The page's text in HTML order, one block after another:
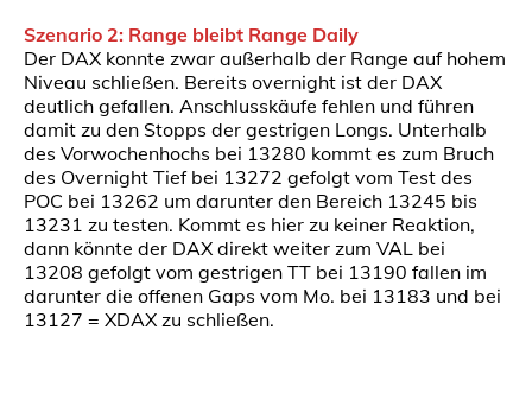
Szenario 2: Range bleibt Range Daily
Der DAX konnte zwar außerhalb der Range auf hohem
Niveau schließen. Bereits overnight ist der DAX
deutlich gefallen. Anschlusskäufe fehlen und führen
damit zu den Stopps der gestrigen Longs. Unterhalb
des Vorwochenhochs bei 13280 kommt es zum Bruch
des Overnight Tief bei 13272 gefolgt vom Test des
POC bei 13262 um darunter den Bereich 13245 bis
13231 zu testen. Kommt es hier zu keiner Reaktion,
dann könnte der DAX direkt weiter zum VAL bei
13208 gefolgt vom gestrigen TT bei 13190 fallen im
darunter die offenen Gaps vom Mo. bei 13183 und bei
13127 = XDAX zu schließen.